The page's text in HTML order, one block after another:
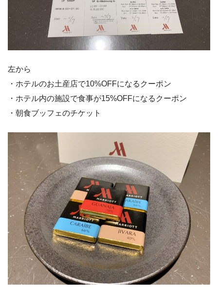
左から
・ホテルのお土産店で10%OFFになるクーポン
・ホテル内の施設で食事が15%OFFになるクーポン
・朝食ブッフェのチケット